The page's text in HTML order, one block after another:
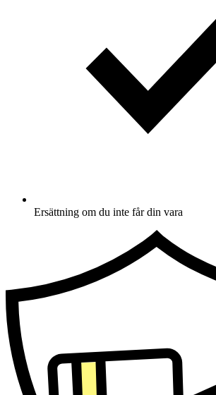
Ersättning om du inte får din vara